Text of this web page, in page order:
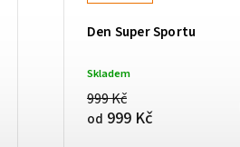
Den Super Sportu
Skladem
999 Kč
od 999 Kč